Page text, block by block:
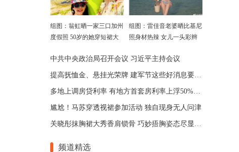
组图：翁虹晒一家三口加州
度假照 50岁的她穿短裙大
组图：雷佳音老婆晒比基尼
照身材热辣 女儿一头彩辫
中共中央政治局召开会议 习近平主持会议
提高抚恤金、悬挂光荣牌 建军节这些好消息要知道！
多地上调房贷利率 有地方首套房利率上浮50%(图)
尴尬！马苏穿透视裙参加活动 独自现身无人问津
关晓彤抹胸裙大秀香肩锁骨 巧妙捂胸姿态尽显魅惑
频道精选